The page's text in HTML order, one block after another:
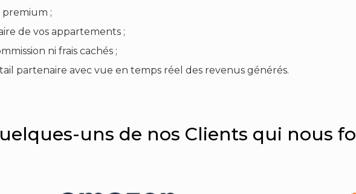
premium ;
de vos appartements ;
ni frais cachés ;
partenaire avec vue en temps réel des revenus générés.
uns de nos Clients qui nous